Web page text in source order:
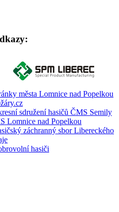
města Lomnice nad Popelkou
sdružení hasičů ČMS Semily
Lomnice nad Popelkou
záchranný sbor Libereckého
hasiči